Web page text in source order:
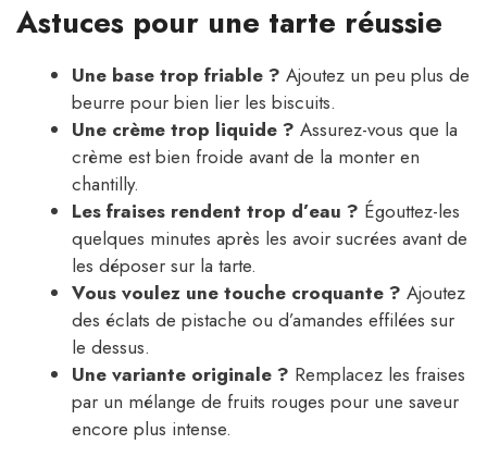
Astuces pour une tarte réussie
Une base trop friable ? Ajoutez un peu plus de
beurre pour bien lier les biscuits.
Une crème trop liquide ? Assurez-vous que la
crème est bien froide avant de la monter en
chantilly.
Les fraises rendent trop d’eau ? Égouttez-les
quelques minutes après les avoir sucrées avant de
les déposer sur la tarte.
Vous voulez une touche croquante ? Ajoutez
des éclats de pistache ou d’amandes effilées sur
le dessus.
Une variante originale ? Remplacez les fraises
par un mélange de fruits rouges pour une saveur
encore plus intense.